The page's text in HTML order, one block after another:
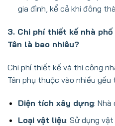
gia đình, kể cả khi đông
3. Chi phí thiết kế nhà
Tân là bao nhiêu?
Chi phí thiết kế và thi công
Tân phụ thuộc vào nhiều yếu
Diện tích xây dựng: Nhà
Loại vật liệu: Sử dụng